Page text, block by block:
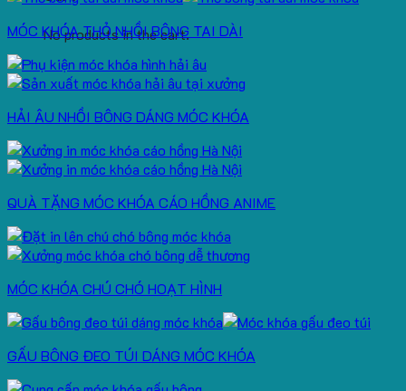
No products in the cart.
MÓC KHÓA THỎ NHỒI BÔNG TAI DÀI
HẢI ÂU NHỒI BÔNG DÁNG MÓC KHÓA
QUÀ TẶNG MÓC KHÓA CÁO HỒNG ANIME
MÓC KHÓA CHÚ CHÓ HOẠT HÌNH
GẤU BÔNG ĐEO TÚI DÁNG MÓC KHÓA